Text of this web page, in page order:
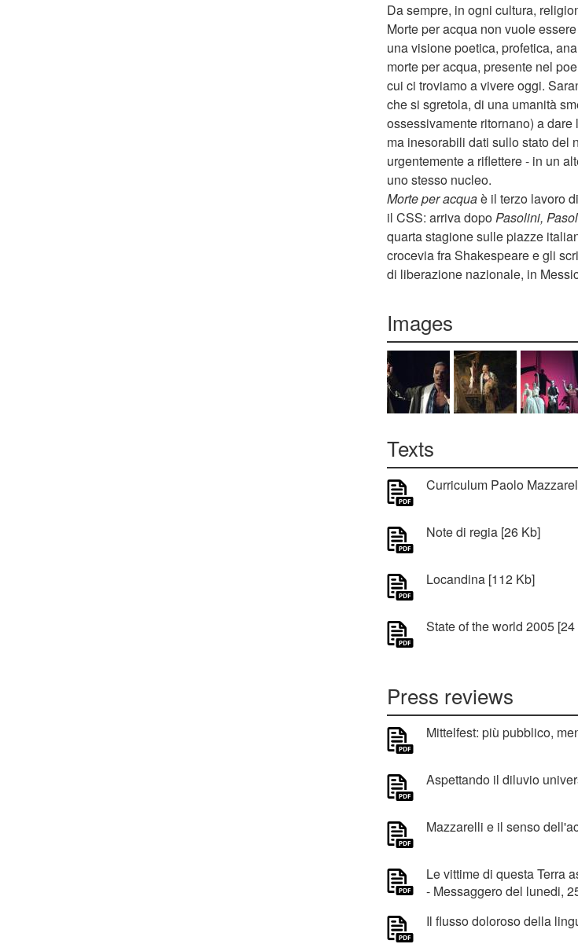
Da sempre, in ogni cultura,
Morte per acqua non vuole
una visione poetica, profetica,
morte per acqua, presente nel
cui ci troviamo a vivere oggi.
che si sgretola, di una umanità
ossessivamente ritornano) a
ma inesorabili dati sullo stato del
urgentemente a riflettere - in un
uno stesso nucleo.
Morte per acquaè il terzo lavoro
il CSS: arriva dopoPasolini,
quarta stagione sulle piazze
crocevia fra Shakespeare e gli
di liberazione nazionale, in
Images
Texts
Curriculum Paolo
Note di regia [26 Kb]
Locandina [112 Kb]
State of the world 2005
Press reviews
Mittelfest: più pubblico,
Aspettando il diluvio
Mazzarelli e il senso
Le vittime di questa Terra
- Messaggero del lunedi,
Il flusso doloroso della